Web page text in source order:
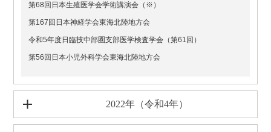
第68回日本生殖医学会学術講演会（※）
第167回日本神経学会東海北陸地方会
令和5年度日臨技中部圏支部医学検査学会（第61回）
第56回日本小児外科学会東海北陸地方会
2022年（令和4年）